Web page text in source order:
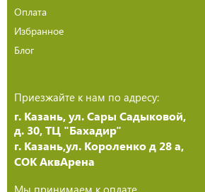
Оплата
Избранное
Блог
Приезжайте к нам по адресу:
г. Казань, ул. Сары Садыковой,
д. 30, ТЦ "Бахадир"
г. Казань,ул. Короленко д 28 а,
СОК АквАрена
Мы принимаем к оплате